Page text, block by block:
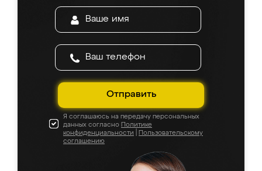
Отправить
Я соглашаюсь на передачу персональных
данных согласно Политике
конфиденциальности
Пользовательскому
соглашению